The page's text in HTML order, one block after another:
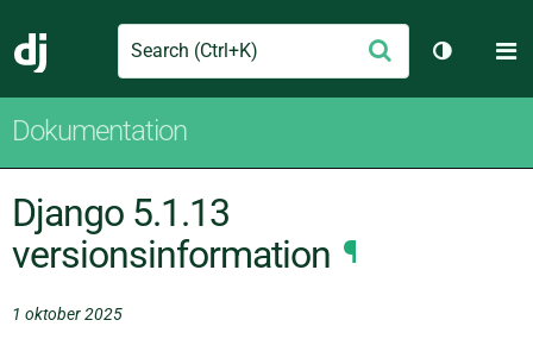
Django
Search Skicka
Växla
Dokumentation
Django 5.1.13
versionsinformation ¶
1 oktober 2025